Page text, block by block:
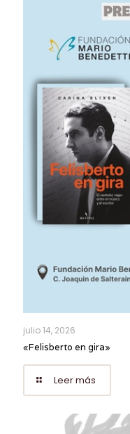
julio 14, 2026
«Felisberto en gira»
Leer más